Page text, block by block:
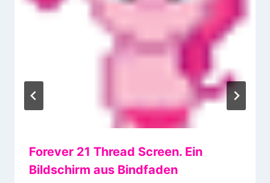
Forever 21 Thread Screen. Ein
Bildschirm aus Bindfaden